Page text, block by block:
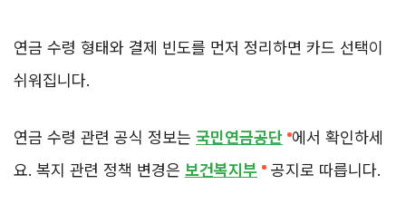
연금 수령 형태와 결제 빈도를 먼저 정리하면 카드 선택이
쉬워집니다.
연금 수령 관련 공식 정보는 국민연금공단 에서 확인하세
요. 복지 관련 정책 변경은 보건복지부 공지로 따릅니다.